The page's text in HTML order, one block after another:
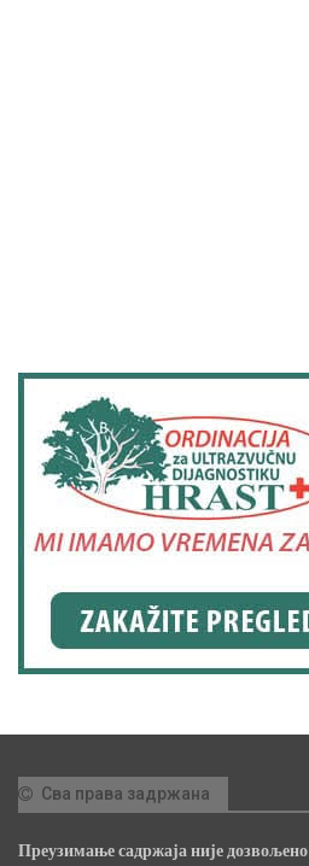
Сва права задржана
Преузимање садржаја није дозвољено